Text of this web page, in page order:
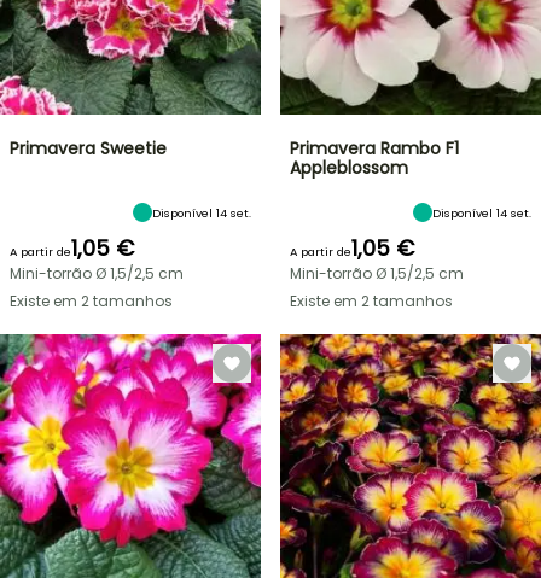
Primavera Sweetie
Disponível 14 set.
A partir de1,05 €
Mini-torrão Ø 1,5/2,5 cm
Existe em 2 tamanhos
Primavera Rambo F1
Appleblossom
Disponível 14 set.
A partir de1,05 €
Mini-torrão Ø 1,5/2,5 cm
Existe em 2 tamanhos